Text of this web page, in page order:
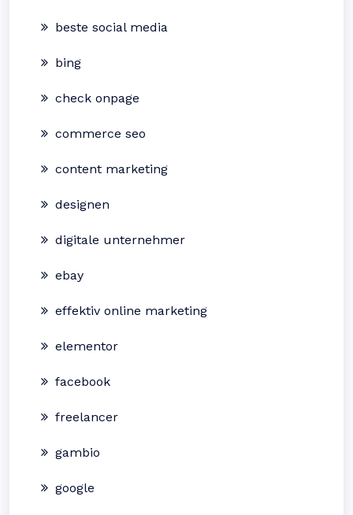
beste social media
bing
check onpage
commerce seo
content marketing
designen
digitale unternehmer
ebay
effektiv online marketing
elementor
facebook
freelancer
gambio
google